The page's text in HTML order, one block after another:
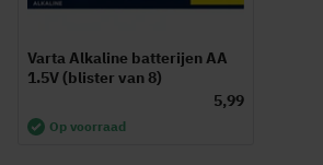
Varta Alkaline batterijen AA
1.5V (blister van 8)
5,99
Op voorraad